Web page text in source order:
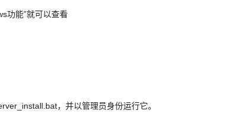
功能”就可以查看
，并以管理员身份运行它。